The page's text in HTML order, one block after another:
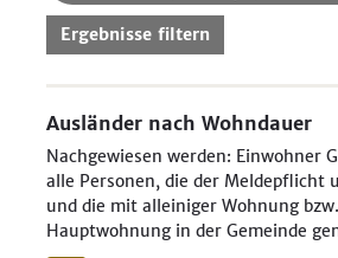
Ergebnisse filtern
Ausländer nach Wohndauer
Nachgewiesen werden: Einwohner
alle Personen, die der Meldepflicht
und die mit alleiniger Wohnung
Hauptwohnung in der Gemeinde